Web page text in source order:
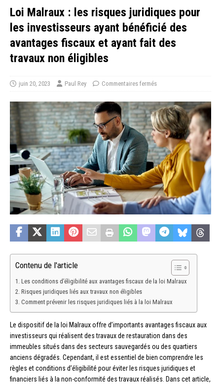
Loi Malraux : les risques juridiques pour
les investisseurs ayant bénéficié des
avantages fiscaux et ayant fait des
travaux non éligibles
juin 20, 2023 Paul Rey Commentaires fermés
Contenu de l'article
Les conditions d’éligibilité aux avantages fiscaux de la loi Malraux
Risques juridiques liés aux travaux non éligibles
Comment prévenir les risques juridiques liés à la loi Malraux
Le dispositif de la loi Malraux offre d’importants avantages fiscaux aux
investisseurs qui réalisent des travaux de restauration dans des
immeubles situés dans des secteurs sauvegardés ou des quartiers
anciens dégradés. Cependant, il est essentiel de bien comprendre les
règles et conditions d’éligibilité pour éviter les risques juridiques et
financiers liés à la non-conformité des travaux réalisés. Dans cet article,